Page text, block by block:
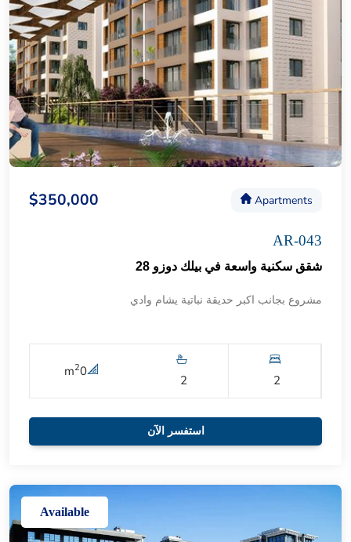
Apartments
$350,000
AR-043
شقق سكنية واسعة في بيلك دوزو 28
مشروع بجانب اكبر حديقة نباتية يشام وادي
2
2
0
m2
استفسر الآن
Available